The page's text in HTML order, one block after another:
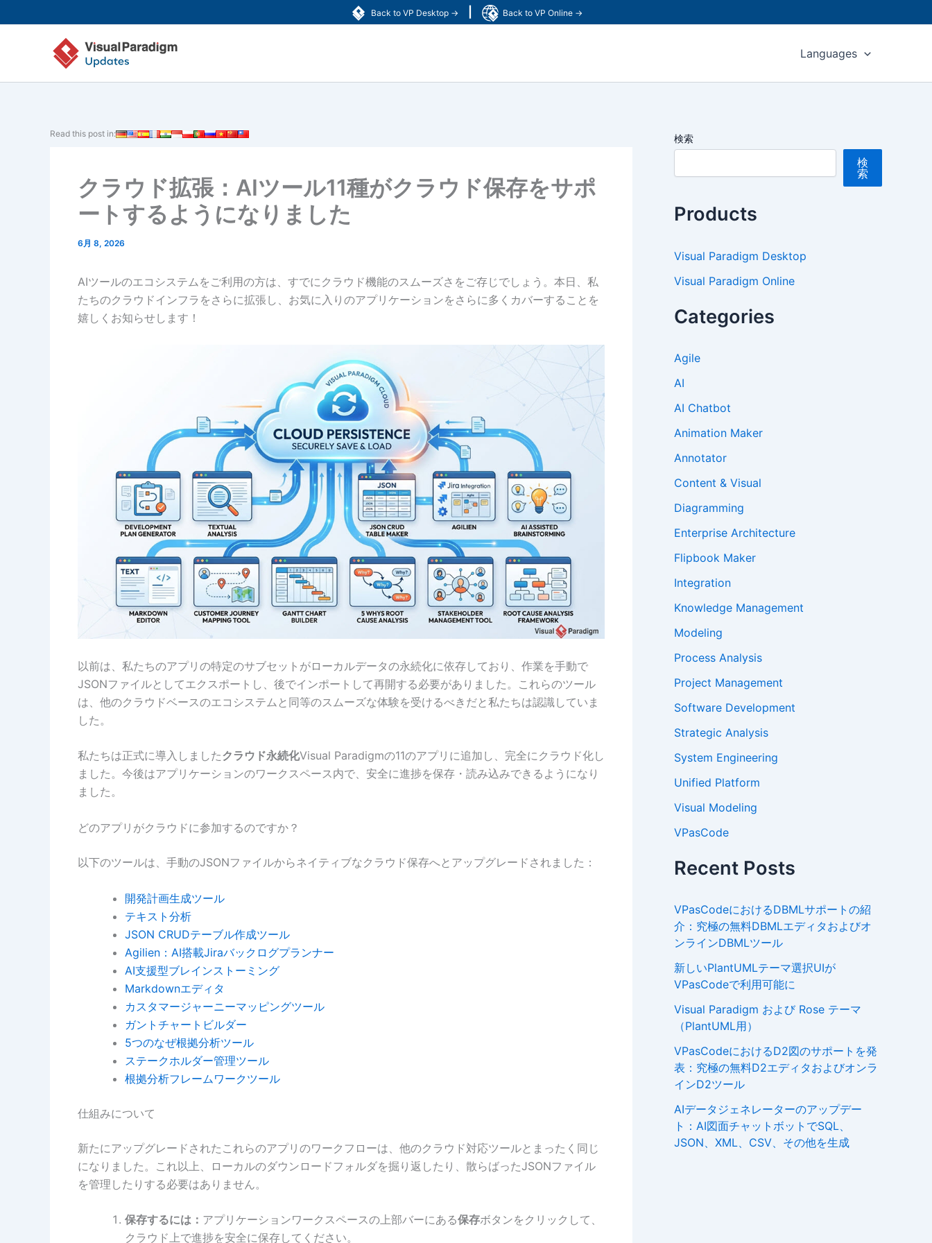
Back to VP Desktop → Back to VP Online →
容
キ
Languages
Read this post in:
クラウド拡張：AIツール11種がクラウド保存をサポ
ートするようになりました
6月 8, 2026
AIツールのエコシステムをご利用の方は、すでにクラウド機能のスムーズさをご存じでしょう。本日、私
たちのクラウドインフラをさらに拡張し、お気に入りのアプリケーションをさらに多くカバーすることを
嬉しくお知らせします！
以前は、私たちのアプリの特定のサブセットがローカルデータの永続化に依存しており、作業を手動で
JSONファイルとしてエクスポートし、後でインポートして再開する必要がありました。これらのツール
は、他のクラウドベースのエコシステムと同等のスムーズな体験を受けるべきだと私たちは認識していま
した。
私たちは正式に導入しましたクラウド永続化Visual Paradigmの11のアプリに追加し、完全にクラウド化し
ました。今後はアプリケーションのワークスペース内で、安全に進捗を保存・読み込みできるようになり
ました。
どのアプリがクラウドに参加するのですか？
以下のツールは、手動のJSONファイルからネイティブなクラウド保存へとアップグレードされました：
開発計画生成ツール
テキスト分析
JSON CRUDテーブル作成ツール
Agilien：AI搭載Jiraバックログプランナー
AI支援型ブレインストーミング
Markdownエディタ
カスタマージャーニーマッピングツール
ガントチャートビルダー
5つのなぜ根拠分析ツール
ステークホルダー管理ツール
根拠分析フレームワークツール
仕組みについて
新たにアップグレードされたこれらのアプリのワークフローは、他のクラウド対応ツールとまったく同じ
になりました。これ以上、ローカルのダウンロードフォルダを掘り返したり、散らばったJSONファイル
を管理したりする必要はありません。
保存するには： アプリケーションワークスペースの上部バーにある保存ボタンをクリックして、
クラウド上で進捗を安全に保存してください。
検索
検
索
Products
Visual Paradigm Desktop
Visual Paradigm Online
Categories
Agile
AI
AI Chatbot
Animation Maker
Annotator
Content & Visual
Diagramming
Enterprise Architecture
Flipbook Maker
Integration
Knowledge Management
Modeling
Process Analysis
Project Management
Software Development
Strategic Analysis
System Engineering
Unified Platform
Visual Modeling
VPasCode
Recent Posts
VPasCodeにおけるDBMLサポートの紹
介：究極の無料DBMLエディタおよびオ
ンラインDBMLツール
新しいPlantUMLテーマ選択UIが
VPasCodeで利用可能に
Visual Paradigm および Rose テーマ
（PlantUML用）
VPasCodeにおけるD2図のサポートを発
表：究極の無料D2エディタおよびオンラ
インD2ツール
AIデータジェネレーターのアップデー
ト：AI図面チャットボットでSQL、
JSON、XML、CSV、その他を生成